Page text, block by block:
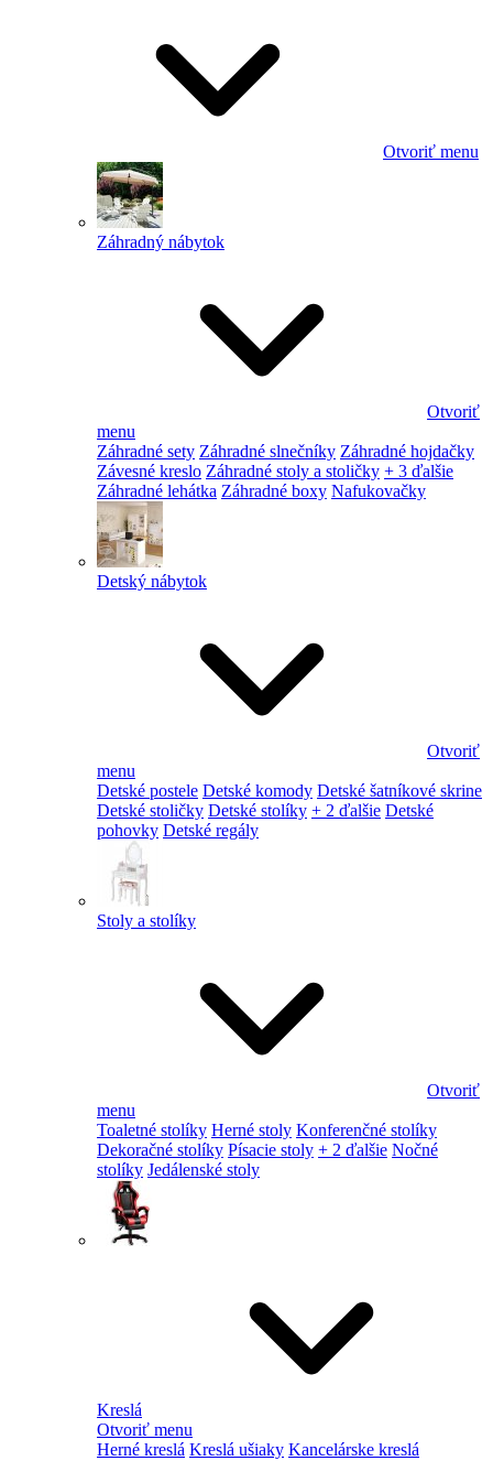
Otvoriť menu
Záhradný nábytok
Otvoriť
menu
Záhradné sety Záhradné slnečníky Záhradné hojdačky
Závesné kreslo Záhradné stoly a stoličky + 3 ďalšie
Záhradné lehátka Záhradné boxy Nafukovačky
Detský nábytok
Otvoriť
menu
Detské postele Detské komody Detské šatníkové skrine
Detské stoličky Detské stolíky + 2 ďalšie Detské
pohovky Detské regály
Stoly a stolíky
Otvoriť
menu
Toaletné stolíky Herné stoly Konferenčné stolíky
Dekoračné stolíky Písacie stoly + 2 ďalšie Nočné
stolíky Jedálenské stoly
Kreslá
Otvoriť menu
Herné kreslá Kreslá ušiaky Kancelárske kreslá